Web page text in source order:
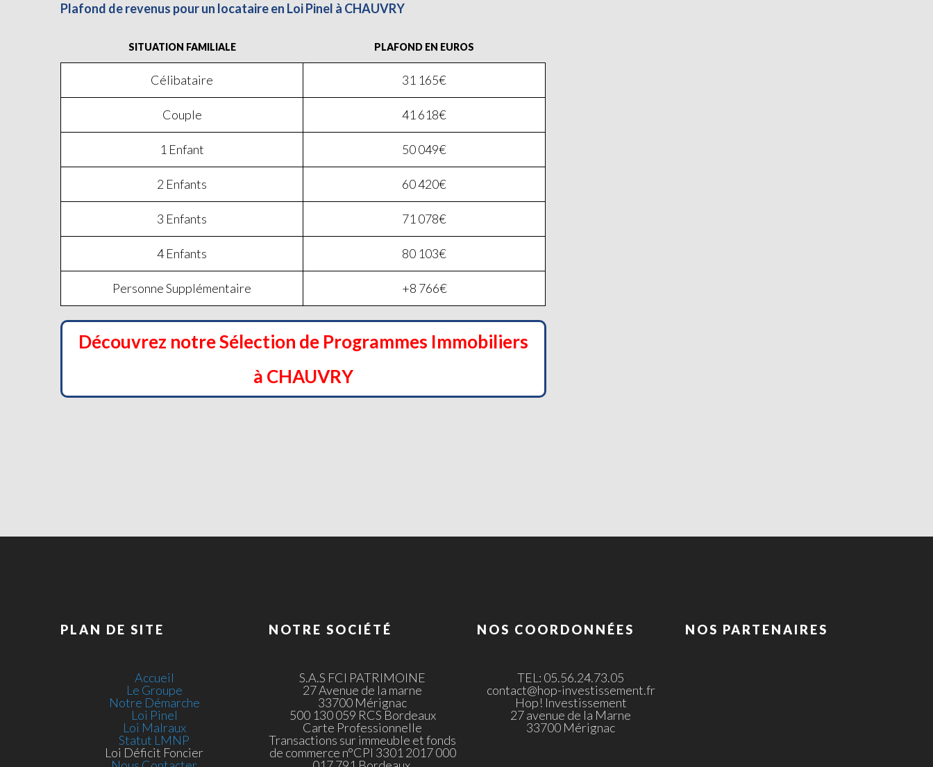
Plafond de revenus pour un locataire en Loi Pinel à CHAUVRY
SITUATION FAMILIALE
Célibataire
Couple
1 Enfant
2 Enfants
3 Enfants
4 Enfants
Personne Supplémentaire
PLAFOND EN EUROS
31 165€
41 618€
50 049€
60 420€
71 078€
80 103€
+8 766€
Découvrez notre Sélection de Programmes Immobiliers
à CHAUVRY
PLAN DE SITE
Accueil
Le Groupe
Notre Démarche
Loi Pinel
Loi Malraux
Statut LMNP
Loi Déficit Foncier
NOTRE SOCIÉTÉ
S.A.S FCI PATRIMOINE
27 Avenue de la marne
33700 Mérignac
500 130 059 RCS Bordeaux
Carte Professionnelle
Transactions sur immeuble et fonds
de commerce n°CPI 3301 2017 000
NOS COORDONNÉES
TEL: 05.56.24.73.05
contact@hop-investissement.fr
Hop! Investissement
27 avenue de la Marne
33700 Mérignac
NOS PARTENAIRES